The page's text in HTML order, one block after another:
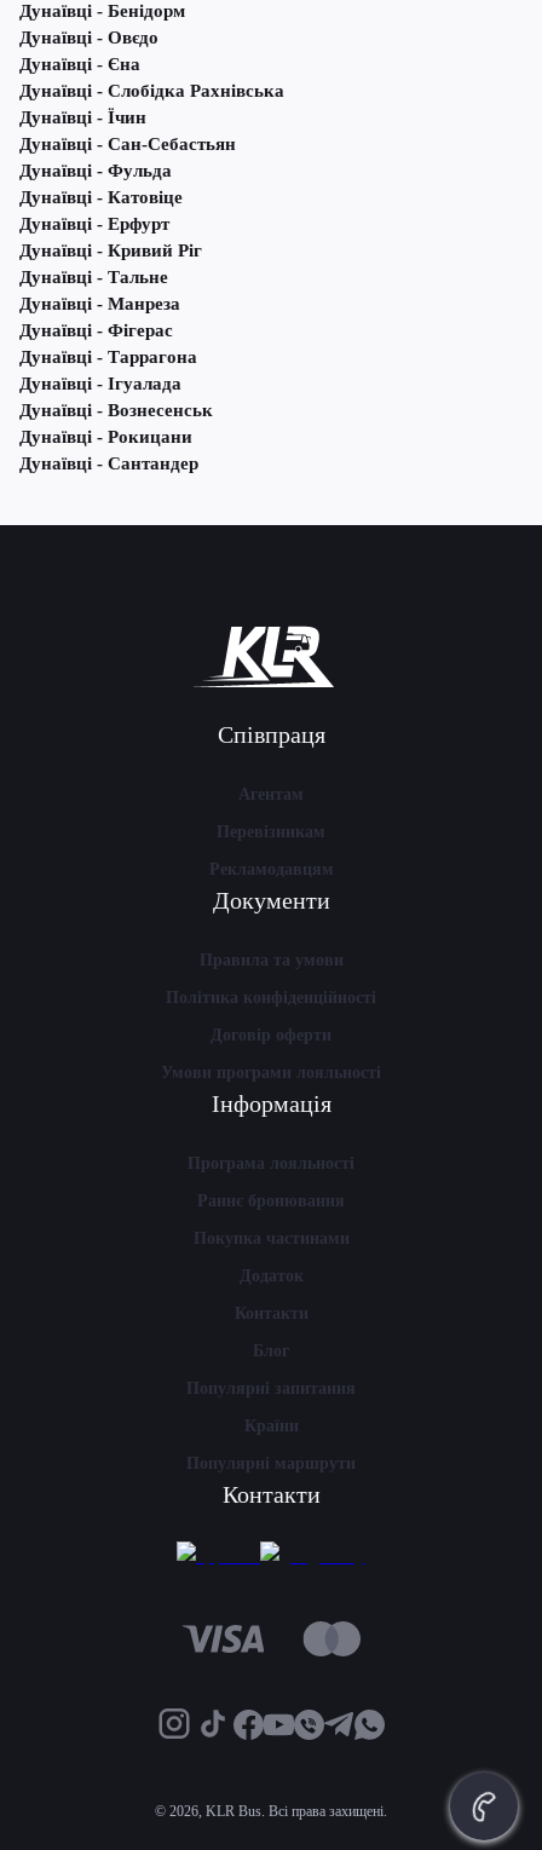
Дунаївці - Бенідорм
Дунаївці - Овєдо
Дунаївці - Єна
Дунаївці - Слобідка Рахнівська
Дунаївці - Їчин
Дунаївці - Сан-Себастьян
Дунаївці - Фульда
Дунаївці - Катовіце
Дунаївці - Ерфурт
Дунаївці - Кривий Ріг
Дунаївці - Тальне
Дунаївці - Манреза
Дунаївці - Фігерас
Дунаївці - Таррагона
Дунаївці - Ігуалада
Дунаївці - Вознесенськ
Дунаївці - Рокицани
Дунаївці - Сантандер
Співпраця
Агентам
Перевізникам
Рекламодавцям
Документи
Правила та умови
Політика конфіденційності
Договір оферти
Умови програми лояльності
Інформація
Програма лояльності
Раннє бронювання
Покупка частинами
Додаток
Контакти
Блог
Популярні запитання
Країни
Популярні маршрути
Контакти
© 2026, KLR Bus. Всі права захищені.